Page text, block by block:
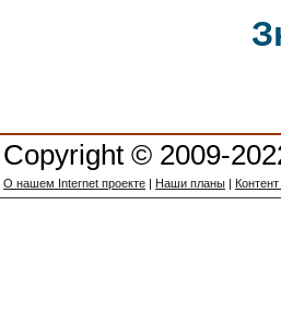
Copyright © 2009-
О нашем Internet проекте | Наши планы |